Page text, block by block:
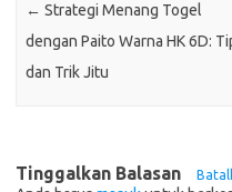
← Strategi Menang Togel
dengan Paito Warna HK 6D:
dan Trik Jitu
Tinggalkan Balasan